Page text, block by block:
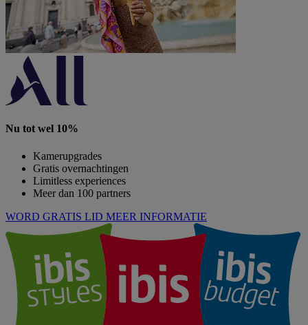
Nu tot wel 10%
Kamerupgrades
Gratis overnachtingen
Limitless experiences
Meer dan 100 partners
WORD GRATIS LID MEER INFORMATIE